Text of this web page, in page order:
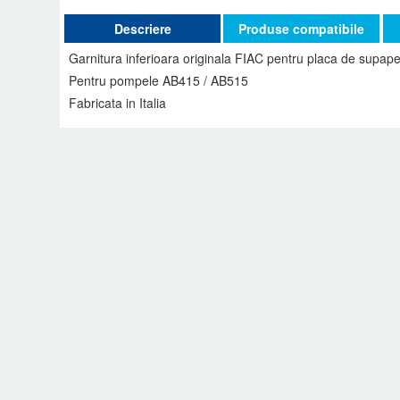
Descriere
Garnitura inferioara originala FIAC pentru placa de supape
Pentru pompele AB415 / AB515
Fabricata in Italia
Produse compatibile